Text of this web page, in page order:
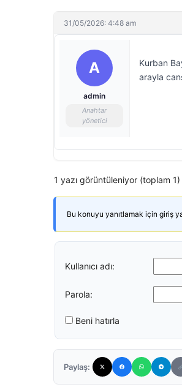
31/05/2026: 4:48 am
A
admin
Anahtar
yönetici
Kurban
arayla
1 yazı görüntüleniyor (toplam 1)
Bu konuyu yanıtlamak için giriş
Kullanıcı adı:
Parola:
Beni hatırla
Paylaş: